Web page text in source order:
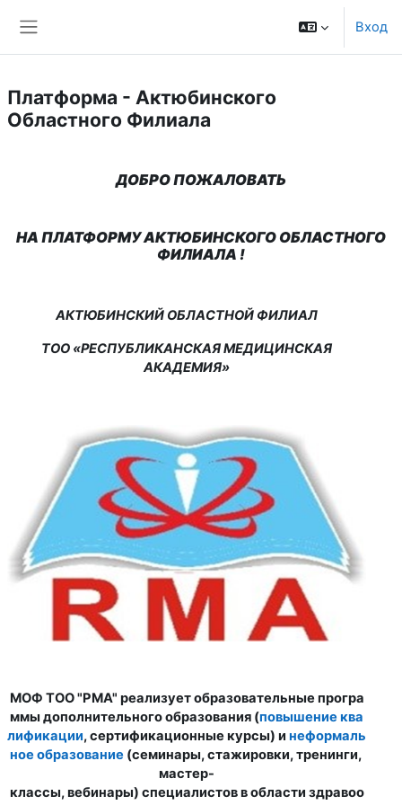
Вход
Платформа - Актюбинского
Областного Филиала
ДОБРО ПОЖАЛОВАТЬ
НА ПЛАТФОРМУ АКТЮБИНСКОГО ОБЛАСТНОГО
ФИЛИАЛА !
АКТЮБИНСКИЙ ОБЛАСТНОЙ ФИЛИАЛ
ТОО «РЕСПУБЛИКАНСКАЯ МЕДИЦИНСКАЯ
АКАДЕМИЯ»
МОФ ТОО"РМА" реализуетобразовательныепрогра
ммы дополнительногообразования (повышениеква
лификации,сертификационныекурсы) и неформаль
ноеобразование (семинары,стажировки,тренинги,
мастер-
классы,вебинары) специалистоввобласти здравоо